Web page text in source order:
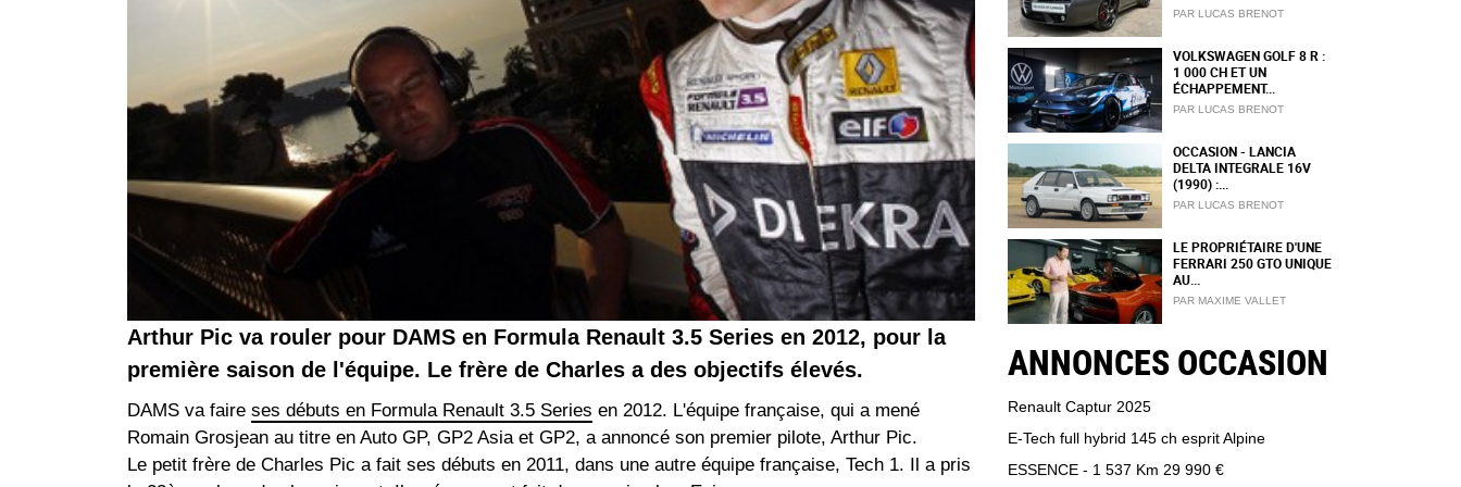
Arthur Pic va rouler pour DAMS en Formula Renault 3.5 Series en 2012, pour la
première saison de l'équipe. Le frère de Charles a des objectifs élevés.
DAMS va faire ses débuts en Formula Renault 3.5 Series en 2012. L'équipe française, qui a mené
Romain Grosjean au titre en Auto GP, GP2 Asia et GP2, a annoncé son premier pilote, Arthur Pic.
Le petit frère de Charles Pic a fait ses débuts en 2011, dans une autre équipe française, Tech 1. Il a pris
PAR LUCAS BRENOT
VOLKSWAGEN GOLF 8 R :
1 000 CH ET UN
ÉCHAPPEMENT...
PAR LUCAS BRENOT
OCCASION - LANCIA
DELTA INTEGRALE 16V
(1990) :...
PAR LUCAS BRENOT
LE PROPRIÉTAIRE D'UNE
FERRARI 250 GTO UNIQUE
AU...
PAR MAXIME VALLET
ANNONCES OCCASION
Renault Captur 2025
E-Tech full hybrid 145 ch esprit Alpine
ESSENCE - 1 537 Km 29 990 €